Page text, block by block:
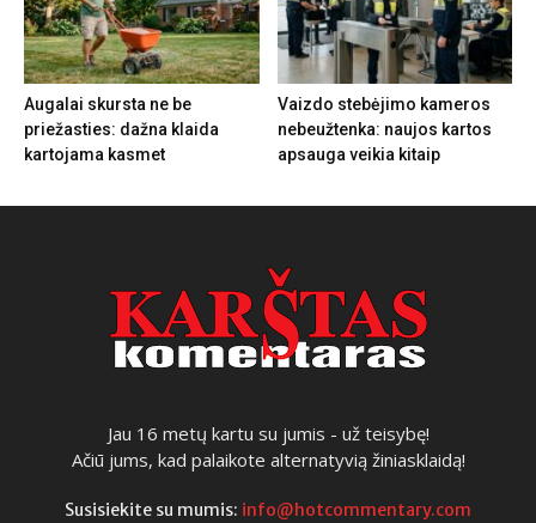
Augalai skursta ne be
priežasties: dažna klaida
kartojama kasmet
Vaizdo stebėjimo kameros
nebeužtenka: naujos kartos
apsauga veikia kitaip
Jau 16 metų kartu su jumis - už teisybę!
Ačiū jums, kad palaikote alternatyvią žiniasklaidą!
Susisiekite su mumis: info@hotcommentary.com